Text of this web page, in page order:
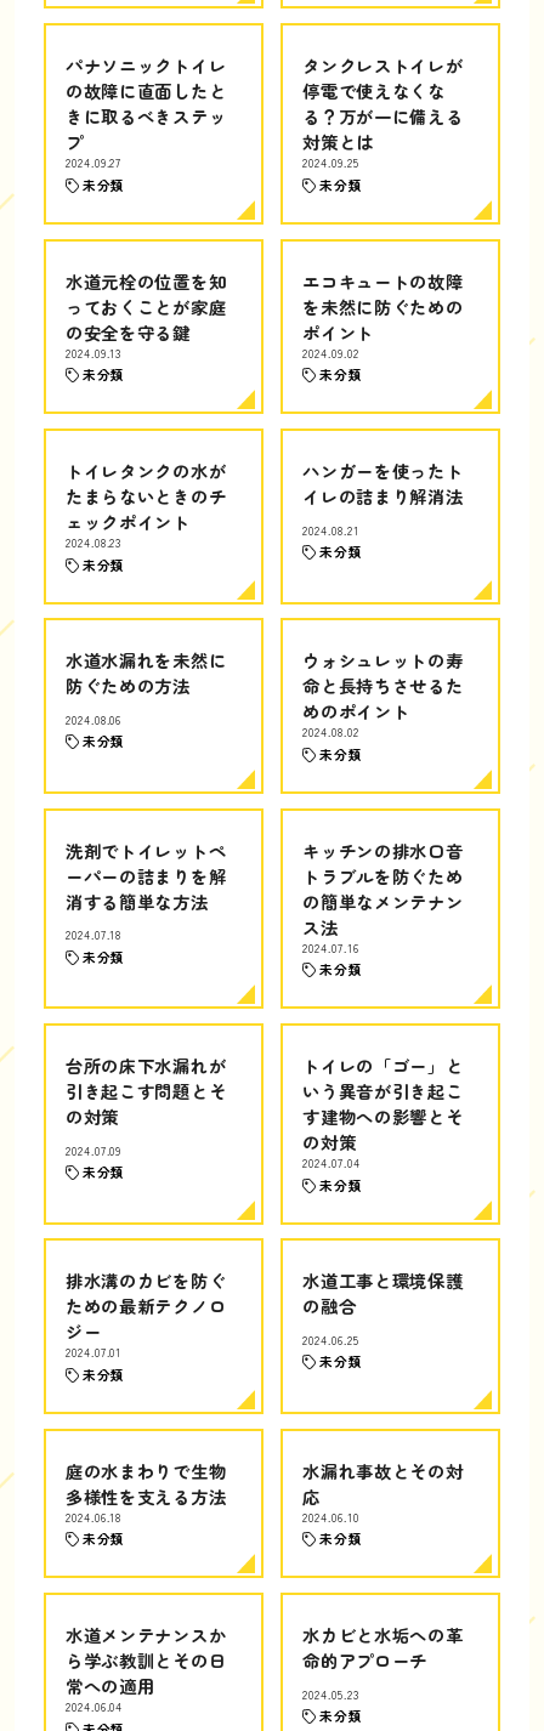
パナソニックトイレ
の故障に直面したと
きに取るべきステッ
プ
2024.09.27
未分類
タンクレストイレが
停電で使えなくな
る？万が一に備える
対策とは
2024.09.25
未分類
水道元栓の位置を知
っておくことが家庭
の安全を守る鍵
2024.09.13
未分類
エコキュートの故障
を未然に防ぐための
ポイント
2024.09.02
未分類
トイレタンクの水が
たまらないときのチ
ェックポイント
2024.08.23
未分類
ハンガーを使ったト
イレの詰まり解消法
2024.08.21
未分類
水道水漏れを未然に
防ぐための方法
2024.08.06
未分類
ウォシュレットの寿
命と長持ちさせるた
めのポイント
2024.08.02
未分類
洗剤でトイレットペ
ーパーの詰まりを解
消する簡単な方法
2024.07.18
未分類
キッチンの排水口音
トラブルを防ぐため
の簡単なメンテナン
ス法
2024.07.16
未分類
台所の床下水漏れが
引き起こす問題とそ
の対策
2024.07.09
未分類
トイレの「ゴー」と
いう異音が引き起こ
す建物への影響とそ
の対策
2024.07.04
未分類
排水溝のカビを防ぐ
ための最新テクノロ
ジー
2024.07.01
未分類
水道工事と環境保護
の融合
2024.06.25
未分類
庭の水まわりで生物
多様性を支える方法
2024.06.18
未分類
水漏れ事故とその対
応
2024.06.10
未分類
水道メンテナンスか
ら学ぶ教訓とその日
常への適用
2024.06.04
水カビと水垢への革
命的アプローチ
2024.05.23
未分類